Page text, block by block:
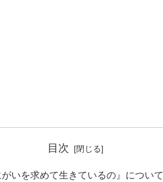
目次
がいを求めて生きているの』について